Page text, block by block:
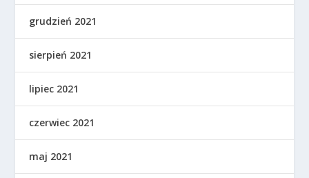
grudzień 2021
sierpień 2021
lipiec 2021
czerwiec 2021
maj 2021